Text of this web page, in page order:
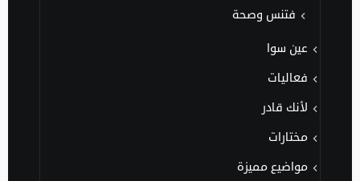
فتنس وصحة
عين سوا
فعاليات
لأنك قادر
مختارات
مواضيع مميزة